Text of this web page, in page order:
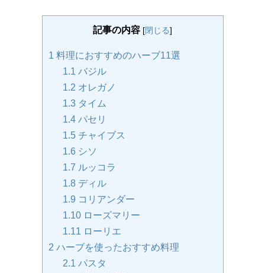
記事の内容 [閉じる]
1 料理におすすめのハーブ11選
1.1 バジル
1.2 オレガノ
1.3タイム
1.4パセリ
1.5チャイブス
1.6シソ
1.7 ルッコラ
1.8ディル
1.9 コリアンダー
1.10ローズマリー
1.11 ローリエ
2 ハーブを使ったおすすめ料理
2.1 パスタ